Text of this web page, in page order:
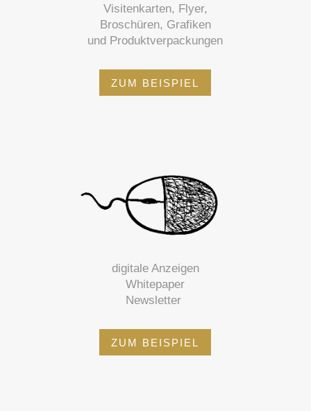
Visitenkarten, Flyer,
Broschüren, Grafiken
und Produktverpackungen
ZUM BEISPIEL
digitale Anzeigen
Whitepaper
Newsletter
ZUM BEISPIEL